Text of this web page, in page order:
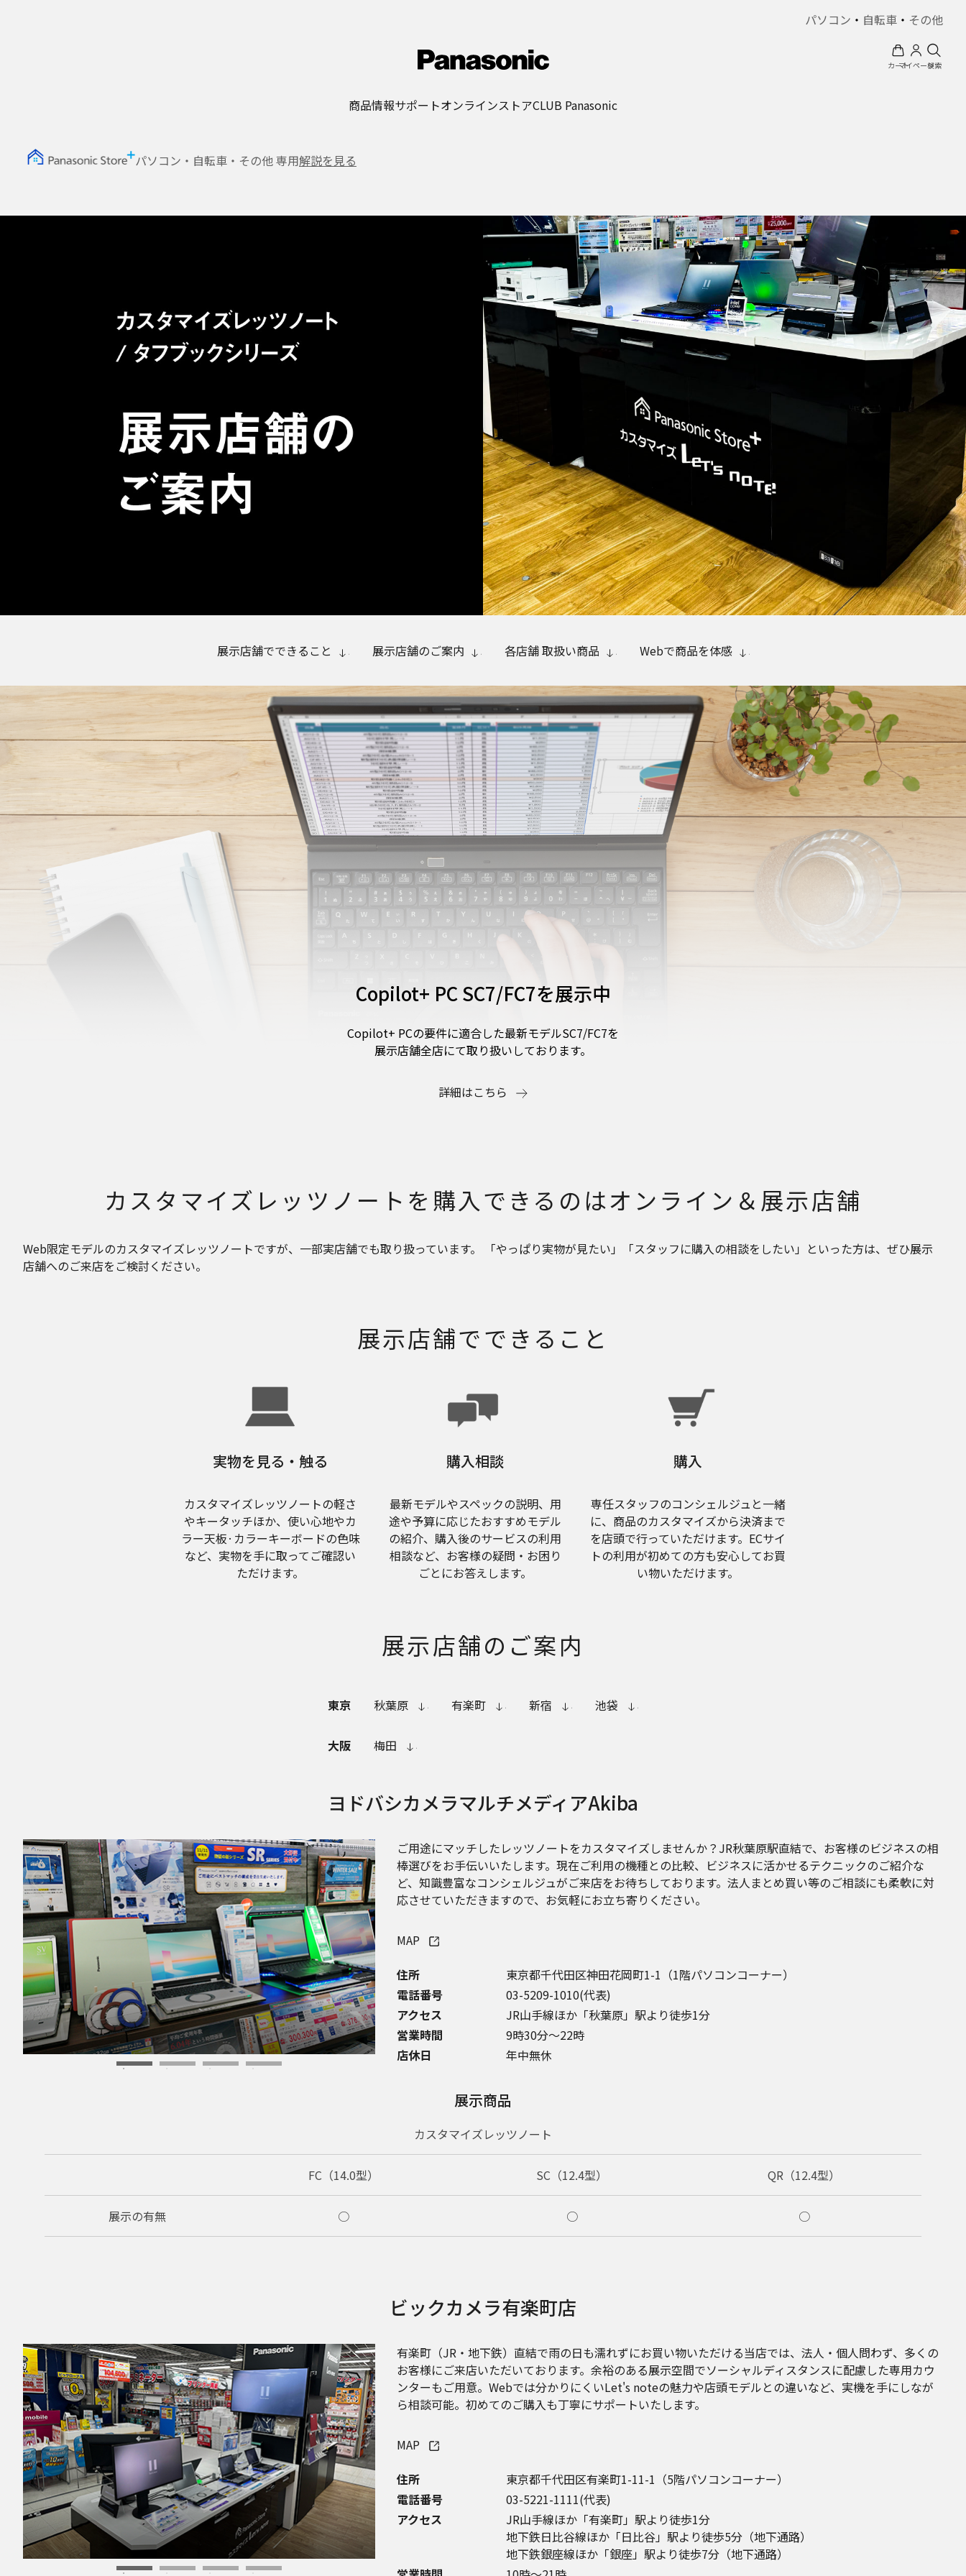
パソコン ・ 自転車 ・ その他
カートマイページ検索
商品情報サポートオンラインストアCLUB Panasonic
パソコン・自転車・その他 専用解説を見る
展示店舗でできること 展示店舗のご案内 各店舗 取扱い商品 Webで商品を体感
Copilot+ PC SC7/FC7を展示中
Copilot+ PCの要件に適合した最新モデルSC7/FC7を
展示店舗全店にて取り扱いしております。
詳細はこちら
カスタマイズレッツノートを 購入できるのはオンライン＆展示店舗
Web限定モデルのカスタマイズレッツノートですが、一部実店舗でも取り扱っています。 「やっぱり実物が見たい」「スタッフに購入の相談をしたい」といった方は、ぜひ展示
店舗へのご来店をご検討ください。
展示店舗でできること
実物を見る・触る
カスタマイズレッツノートの軽さ
やキータッチほか、使い心地やカ
ラー天板·カラーキーボードの色味
など、実物を手に取ってご確認い
ただけます。
購入相談
最新モデルやスペックの説明、用
途や予算に応じたおすすめモデル
の紹介、購入後のサービスの利用
相談など、お客様の疑問・お困り
ごとにお答えします。
購入
専任スタッフのコンシェルジュと一緒
に、商品のカスタマイズから決済まで
を店頭で行っていただけます。ECサイ
トの利用が初めての方も安心してお買
い物いただけます。
展示店舗のご案内
東京 秋葉原 有楽町 新宿 池袋
大阪 梅田
ヨドバシカメラマルチメディアAkiba
ご用途にマッチしたレッツノートをカスタマイズしませんか？JR秋葉原駅直結で、お客様のビジネスの相
棒選びをお手伝いいたします。現在ご利用の機種との比較、ビジネスに活かせるテクニックのご紹介な
ど、知識豊富なコンシェルジュがご来店をお待ちしております。法人まとめ買い等のご相談にも柔軟に対
応させていただきますので、お気軽にお立ち寄りください。
MAP
住所
東京都千代田区神田花岡町1-1 （1階パソコンコーナー）
電話番号
03-5209-1010(代表)
アクセス
JR山手線ほか「秋葉原」駅より徒歩1分
営業時間
9時30分～22時
店休日
年中無休
展示商品
カスタマイズレッツノート
FC（14.0型） SC（12.4型） QR（12.4型）
展示の有無 ○ ○ ○
ビックカメラ有楽町店
有楽町（JR・地下鉄）直結で雨の日も濡れずにお買い物いただける当店では、法人・個人問わず、多くの
お客様にご来店いただいております。余裕のある展示空間でソーシャルディスタンスに配慮した専用カウ
ンターもご用意。Webでは分かりにくいLet's noteの魅力や店頭モデルとの違いなど、実機を手にしなが
ら相談可能。初めてのご購入も丁寧にサポートいたします。
MAP
住所
東京都千代田区有楽町1-11-1 （5階パソコンコーナー）
電話番号
03-5221-1111(代表)
アクセス
JR山手線ほか「有楽町」駅より徒歩1分
地下鉄日比谷線ほか「日比谷」駅より徒歩5分（地下通路）
地下鉄銀座線ほか「銀座」駅より徒歩7分（地下通路）